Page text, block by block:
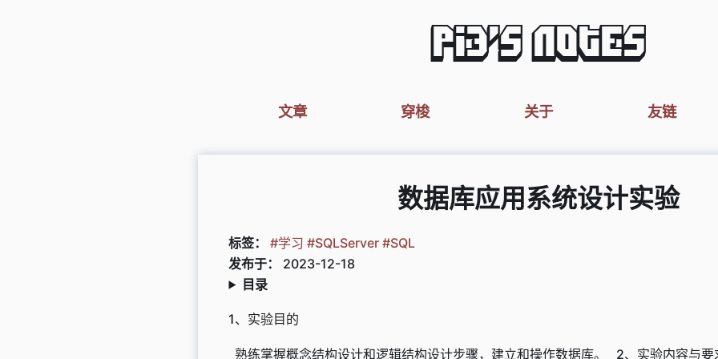
Pi3's Notes
文章 穿梭 关于 友链
数据库应用系统设计实验
标签： #学习 #SQLServer #SQL
发布于：
2023-12-18
目录
1、实验目的
熟练掌握概念结构设计和逻辑结构设计步骤，建立和操作数据库。 2、实验内容与要